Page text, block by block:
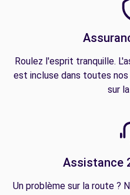
Roulez l'esprit tranquille.
est incluse dans toutes
sur
Assistance
Un problème sur la route ?